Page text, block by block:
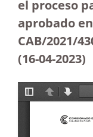
el proceso
aprobado
CAB/2021/
(16-04-2023)